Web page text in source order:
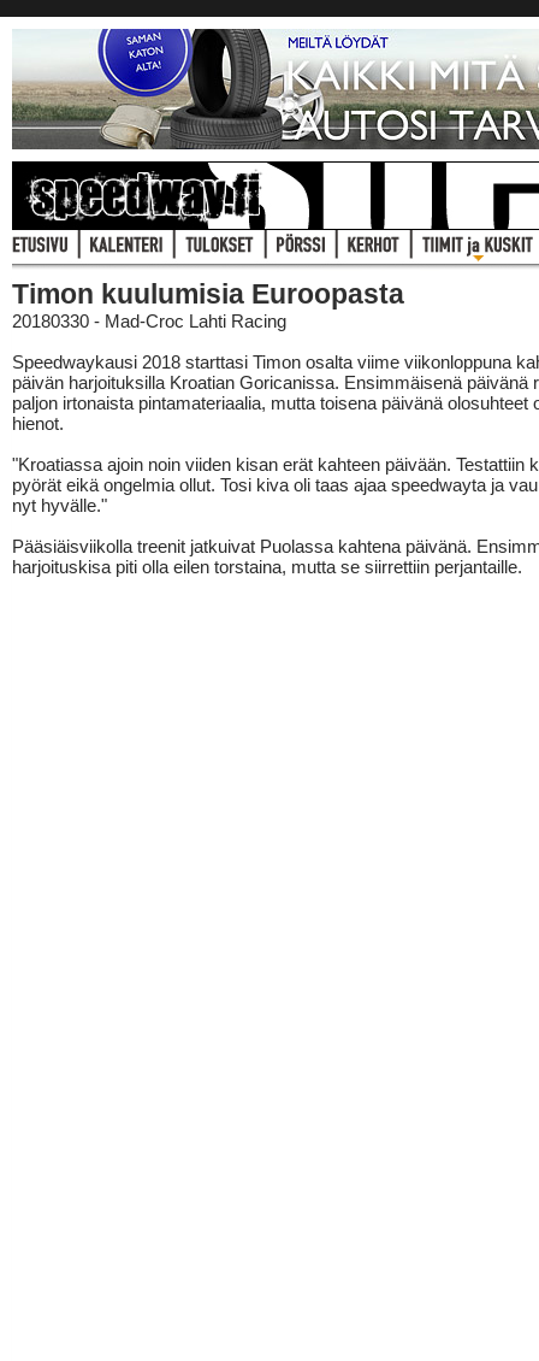
Timon kuulumisia Euroopasta
20180330 - Mad-Croc Lahti Racing
Speedwaykausi 2018 starttasi Timon osalta viime viikonloppuna
päivän harjoituksilla Kroatian Goricanissa. Ensimmäisenä päivänä
paljon irtonaista pintamateriaalia, mutta toisena päivänä olosuhteet
hienot.
"Kroatiassa ajoin noin viiden kisan erät kahteen päivään. Testattiin
pyörät eikä ongelmia ollut. Tosi kiva oli taas ajaa speedwayta ja
nyt hyvälle."
Pääsiäisviikolla treenit jatkuivat Puolassa kahtena päivänä.
harjoituskisa piti olla eilen torstaina, mutta se siirrettiin perjantaille.